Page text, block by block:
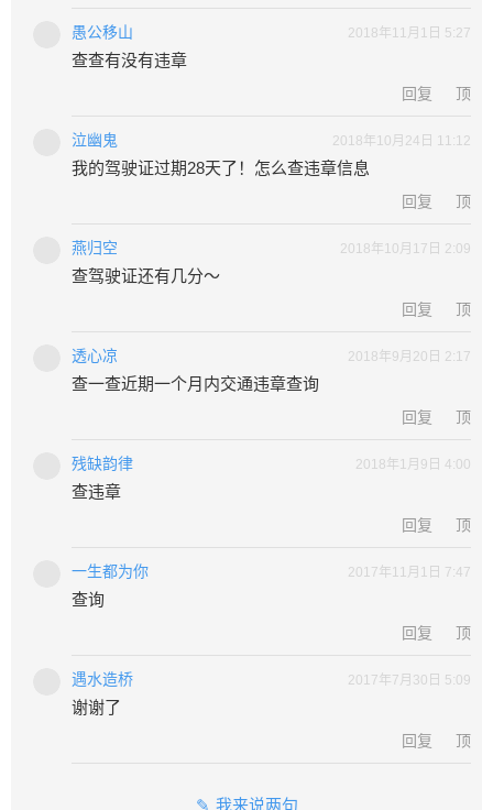
愚公移山 2018年11月1日 5:27
查查有没有违章
回复 顶
泣幽鬼 2018年10月24日 11:12
我的驾驶证过期28天了！怎么查违章信息
回复 顶
燕归空 2018年10月17日 2:09
查驾驶证还有几分～
回复 顶
透心凉 2018年9月20日 2:17
查一查近期一个月内交通违章查询
回复 顶
残缺韵律 2018年1月9日 4:00
查违章
回复 顶
一生都为你 2017年11月1日 7:47
查询
回复 顶
遇水造桥 2017年7月30日 5:09
谢谢了
回复 顶
我来说两句